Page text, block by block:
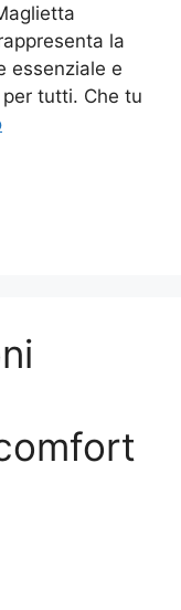
la
essenziale e
tutti. Che tu